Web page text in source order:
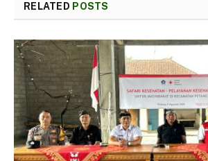
RELATED POSTS